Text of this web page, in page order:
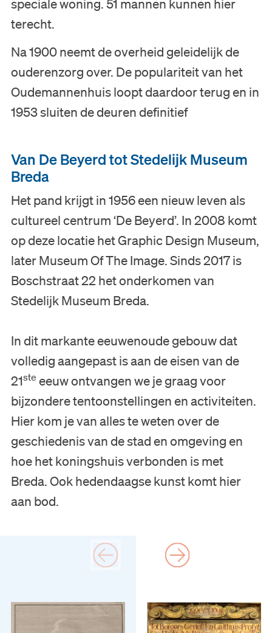
Nederlands
English
speciale woning. 51 mannen kunnen hier
terecht.
Na 1900 neemt de overheid geleidelijk de
ouderenzorg over. De populariteit van het
Oudemannenhuis loopt daardoor terug en in
1953 sluiten de deuren definitief
Van De Beyerd tot Stedelijk Museum
Breda
Het pand krijgt in 1956 een nieuw leven als
cultureel centrum ‘De Beyerd’. In 2008 komt
op deze locatie het Graphic Design Museum,
later Museum Of The Image. Sinds 2017 is
Boschstraat 22 het onderkomen van
Stedelijk Museum Breda.
In dit markante eeuwenoude gebouw dat
volledig aangepast is aan de eisen van de
21ste eeuw ontvangen we je graag voor
bijzondere tentoonstellingen en activiteiten.
Hier kom je van alles te weten over de
geschiedenis van de stad en omgeving en
hoe het koningshuis verbonden is met
Breda. Ook hedendaagse kunst komt hier
aan bod.